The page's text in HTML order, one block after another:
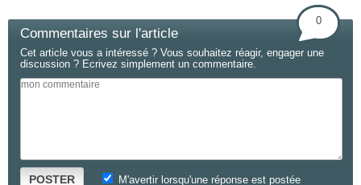
Commentaires sur l'article
0
Cet article vous a intéressé ? Vous souhaitez réagir, engager une
discussion ? Ecrivez simplement un commentaire.
POSTER M'avertir lorsqu'une réponse est postée